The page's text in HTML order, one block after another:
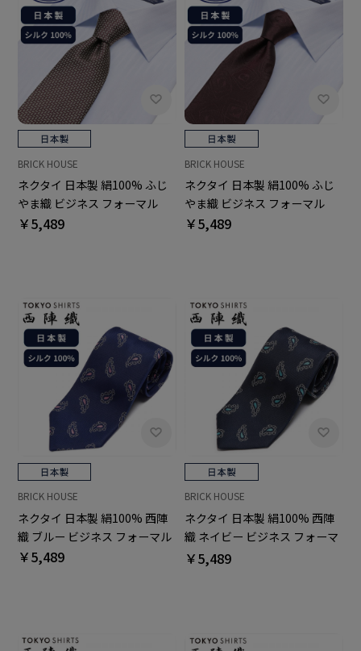
BRICK HOUSE
ネクタイ 日本製 絹100% ふじ
やま織 ビジネス フォーマル
￥5,489
BRICK HOUSE
ネクタイ 日本製 絹100% ふじ
やま織 ビジネス フォーマル
￥5,489
BRICK HOUSE
ネクタイ 日本製 絹100% 西陣
織 ブルー ビジネス フォーマル
￥5,489
BRICK HOUSE
ネクタイ 日本製 絹100% 西陣
織 ネイビー ビジネス フォーマ
ル
￥5,489